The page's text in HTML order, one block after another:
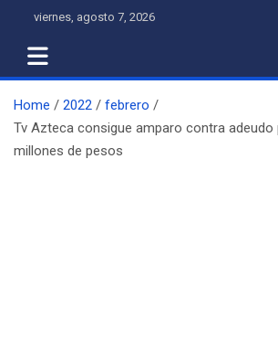
content
viernes, agosto 7, 2026
Home 2022
febrero
Tv Azteca consigue amparo contra adeudo
millones de pesos